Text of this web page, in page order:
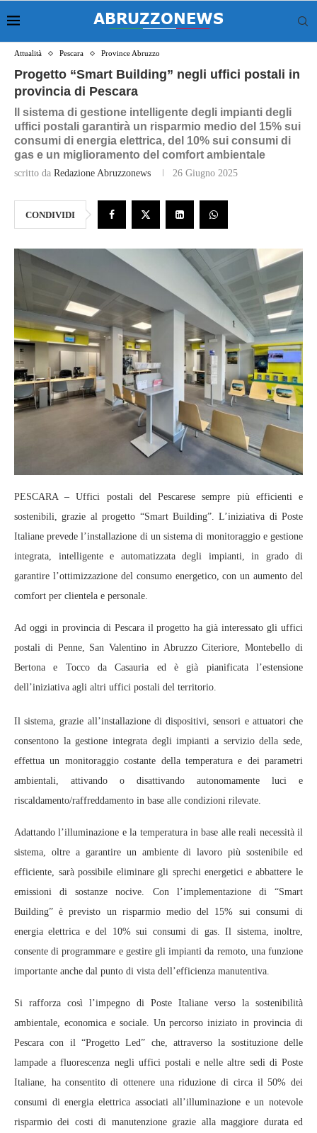
Attualità Pescara Province Abruzzo
Progetto “Smart Building” negli uffici postali in
provincia di Pescara
Il sistema di gestione intelligente degli impianti degli
uffici postali garantirà un risparmio medio del 15% sui
consumi di energia elettrica, del 10% sui consumi di
gas e un miglioramento del comfort ambientale
scritto da Redazione Abruzzonews 26 Giugno 2025
CONDIVIDI
PESCARA – Uffici postali del Pescarese sempre più efficienti e
sostenibili, grazie al progetto “Smart Building”. L’iniziativa di Poste
Italiane prevede l’installazione di un sistema di monitoraggio e gestione
integrata, intelligente e automatizzata degli impianti, in grado di
garantire l’ottimizzazione del consumo energetico, con un aumento del
comfort per clientela e personale.
Ad oggi in provincia di Pescara il progetto ha già interessato gli uffici
postali di Penne, San Valentino in Abruzzo Citeriore, Montebello di
Bertona e Tocco da Casauria ed è già pianificata l’estensione
dell’iniziativa agli altri uffici postali del territorio.
Il sistema, grazie all’installazione di dispositivi, sensori e attuatori che
consentono la gestione integrata degli impianti a servizio della sede,
effettua un monitoraggio costante della temperatura e dei parametri
ambientali, attivando o disattivando autonomamente luci e
riscaldamento/raffreddamento in base alle condizioni rilevate.
Adattando l’illuminazione e la temperatura in base alle reali necessità il
sistema, oltre a garantire un ambiente di lavoro più sostenibile ed
efficiente, sarà possibile eliminare gli sprechi energetici e abbattere le
emissioni di sostanze nocive. Con l’implementazione di “Smart
Building” è previsto un risparmio medio del 15% sui consumi di
energia elettrica e del 10% sui consumi di gas. Il sistema, inoltre,
consente di programmare e gestire gli impianti da remoto, una funzione
importante anche dal punto di vista dell’efficienza manutentiva.
Si rafforza così l’impegno di Poste Italiane verso la sostenibilità
ambientale, economica e sociale. Un percorso iniziato in provincia di
Pescara con il “Progetto Led” che, attraverso la sostituzione delle
lampade a fluorescenza negli uffici postali e nelle altre sedi di Poste
Italiane, ha consentito di ottenere una riduzione di circa il 50% dei
consumi di energia elettrica associati all’illuminazione e un notevole
risparmio dei costi di manutenzione grazie alla maggiore durata ed